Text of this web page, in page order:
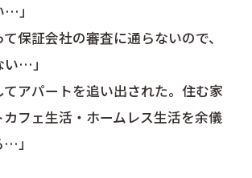
」
て保証会社の審査に通らないので、
…」
てアパートを追い出された。住む家
フェ生活・ホームレス生活を余儀
」